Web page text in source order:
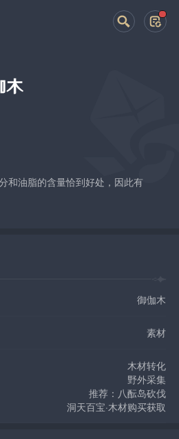
木
和油脂的含量恰到好处，因此有
御伽木
素材
木材转化
野外采集
推荐：八酝岛砍伐
洞天百宝·木材购买获取